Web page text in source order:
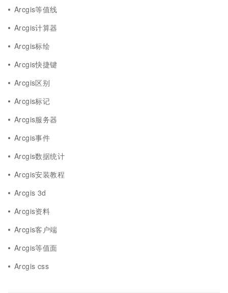
Arcgis等值线
Arcgis计算器
Arcgis标绘
Arcgis快捷键
Arcgis区别
Arcgis标记
Arcgis服务器
Arcgis事件
Arcgis数据统计
Arcgis安装教程
Arcgis 3d
Arcgis资料
Arcgis客户端
Arcgis等值面
Arcgis css